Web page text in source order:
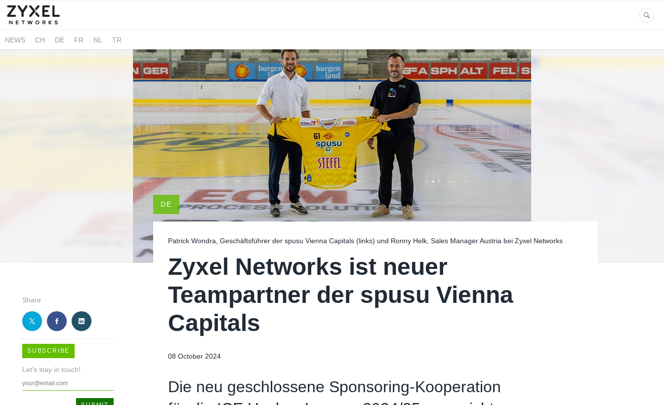
NEWS CH DE FR NL TR
Share
SUBSCRIBE
Let's stay in touch!
DE
Patrick Wondra, Geschäftsführer der spusu Vienna Capitals (links) und Ronny Helk, Sales Manager Austria bei Zyxel Networks
Zyxel Networks ist neuer
Teampartner der spusu Vienna
Capitals
08 October 2024
Die neu geschlossene Sponsoring-Kooperation